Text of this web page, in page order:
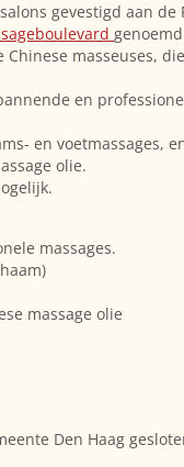
gevestigd aan de
genoemd
masseuses,
en
en voetmassages,
olie.
massages.
massage olie
Den Haag